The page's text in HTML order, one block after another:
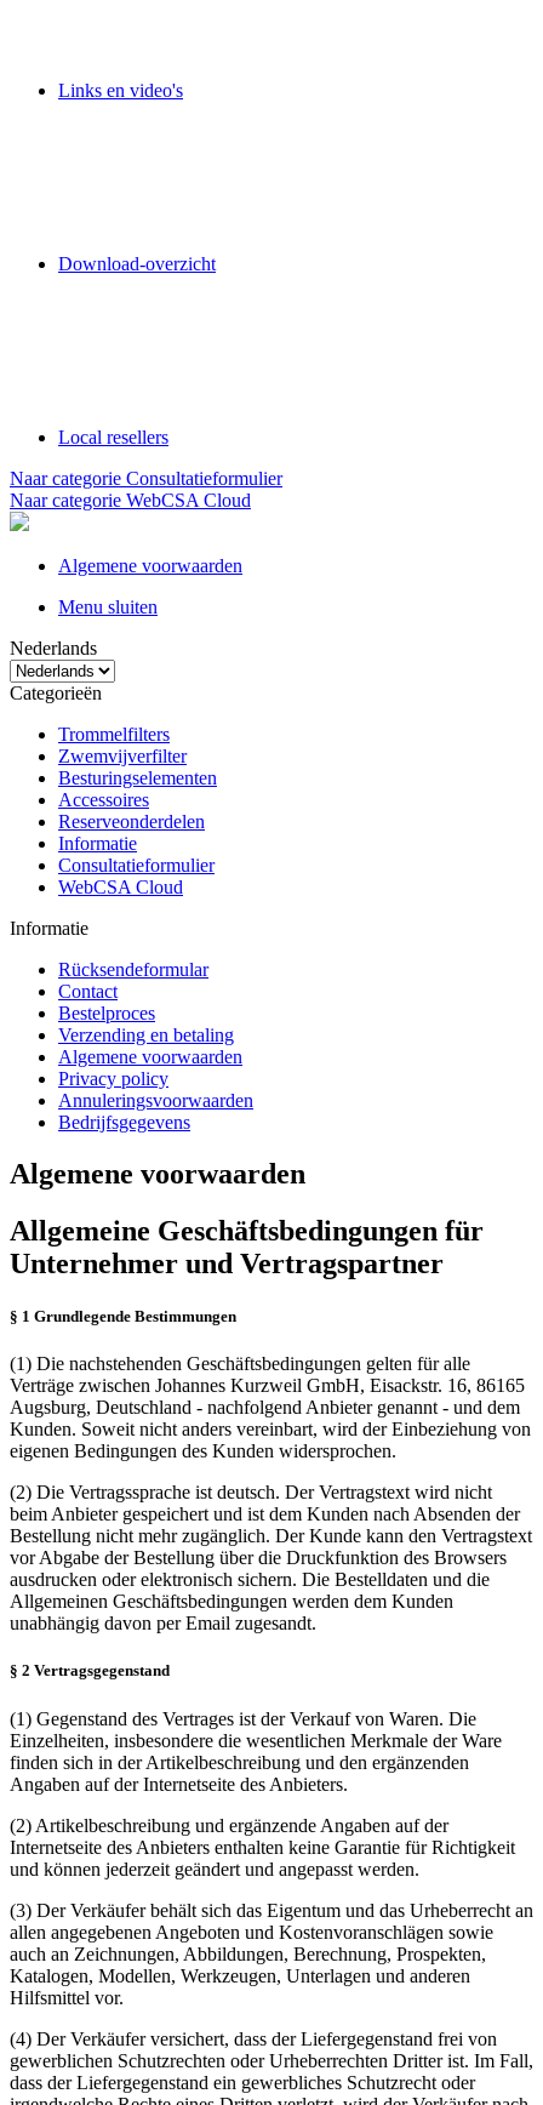
Links en video's
Download-overzicht
Local resellers
Naar categorie Consultatieformulier
Naar categorie WebCSA Cloud
Algemene voorwaarden
Menu sluiten
Nederlands
Categorieën
Trommelfilters
Zwemvijverfilter
Besturingselementen
Accessoires
Reserveonderdelen
Informatie
Consultatieformulier
WebCSA Cloud
Informatie
Rücksendeformular
Contact
Bestelproces
Verzending en betaling
Algemene voorwaarden
Privacy policy
Annuleringsvoorwaarden
Bedrijfsgegevens
Algemene voorwaarden
Allgemeine Geschäftsbedingungen für
Unternehmer und Vertragspartner
§ 1 Grundlegende Bestimmungen
(1) Die nachstehenden Geschäftsbedingungen gelten für alle
Verträge zwischen Johannes Kurzweil GmbH, Eisackstr. 16, 86165
Augsburg, Deutschland - nachfolgend Anbieter genannt - und dem
Kunden. Soweit nicht anders vereinbart, wird der Einbeziehung von
eigenen Bedingungen des Kunden widersprochen.
(2) Die Vertragssprache ist deutsch. Der Vertragstext wird nicht
beim Anbieter gespeichert und ist dem Kunden nach Absenden der
Bestellung nicht mehr zugänglich. Der Kunde kann den Vertragstext
vor Abgabe der Bestellung über die Druckfunktion des Browsers
ausdrucken oder elektronisch sichern. Die Bestelldaten und die
Allgemeinen Geschäftsbedingungen werden dem Kunden
unabhängig davon per Email zugesandt.
§ 2 Vertragsgegenstand
(1) Gegenstand des Vertrages ist der Verkauf von Waren. Die
Einzelheiten, insbesondere die wesentlichen Merkmale der Ware
finden sich in der Artikelbeschreibung und den ergänzenden
Angaben auf der Internetseite des Anbieters.
(2) Artikelbeschreibung und ergänzende Angaben auf der
Internetseite des Anbieters enthalten keine Garantie für Richtigkeit
und können jederzeit geändert und angepasst werden.
(3) Der Verkäufer behält sich das Eigentum und das Urheberrecht an
allen angegebenen Angeboten und Kostenvoranschlägen sowie
auch an Zeichnungen, Abbildungen, Berechnung, Prospekten,
Katalogen, Modellen, Werkzeugen, Unterlagen und anderen
Hilfsmittel vor.
(4) Der Verkäufer versichert, dass der Liefergegenstand frei von
gewerblichen Schutzrechten oder Urheberrechten Dritter ist. Im Fall,
dass der Liefergegenstand ein gewerbliches Schutzrecht oder